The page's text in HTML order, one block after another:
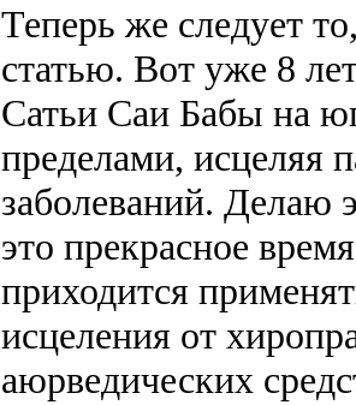
Теперь же следует
статью. Вот уже 8
Сатьи Саи Бабы на
пределами, исцеляя
заболеваний. Делаю
это прекрасное
приходится
исцеления от
аюрведических